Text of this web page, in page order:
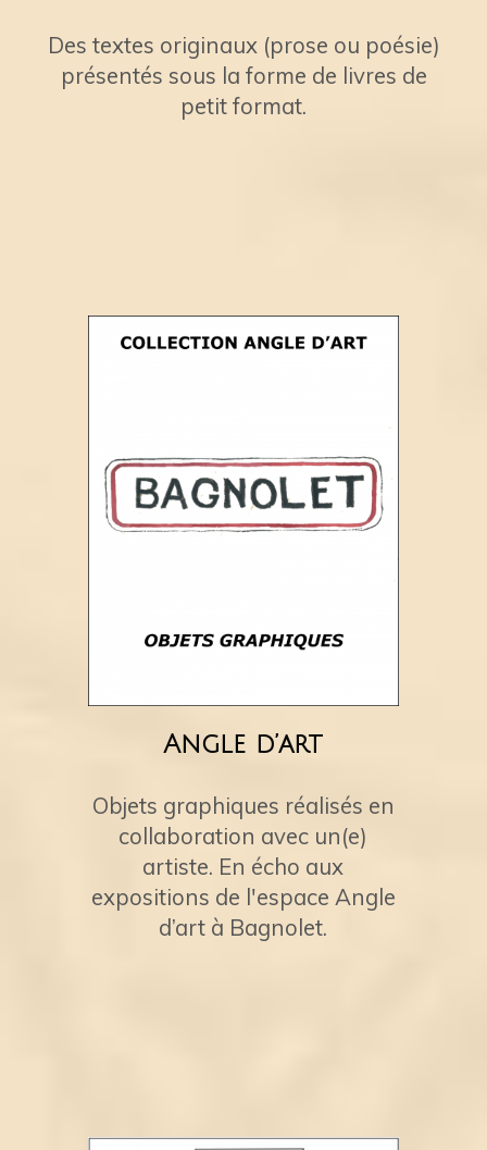
Des textes originaux (prose ou poésie)
présentés sous la forme de livres de
petit format.
Angle d’art
Objets graphiques réalisés en
collaboration avec un(e)
artiste. En écho aux
expositions de l'espace Angle